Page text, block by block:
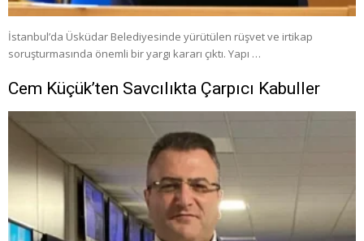
İstanbul’da Üsküdar Belediyesinde yürütülen rüşvet ve irtikap
soruşturmasında önemli bir yargı kararı çıktı. Yapı …
Cem Küçük’ten Savcılıkta Çarpıcı Kabuller